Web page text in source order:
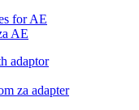
AE
za adapter